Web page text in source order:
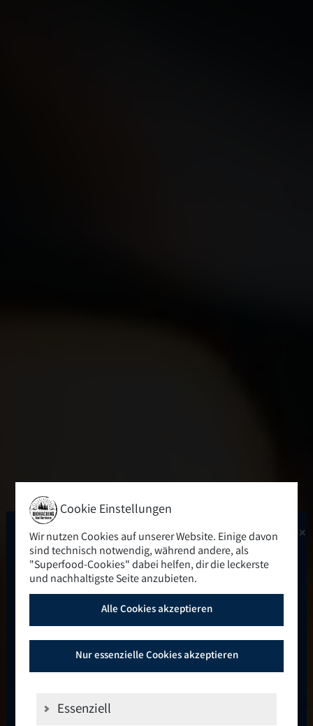
Cookie Einstellungen
Wir nutzen Cookies auf unserer Website. Einige davon
sind technisch notwendig, während andere, als
"Superfood-Cookies" dabei helfen, dir die leckerste
und nachhaltigste Seite anzubieten.
Alle Cookies akzeptieren
Nur essenzielle Cookies akzeptieren
Essenziell
×
Das Highlight des Jahres
2026
🚨 11. bis 13. September 2026🚨
Menschen, die deine Begeisterung für